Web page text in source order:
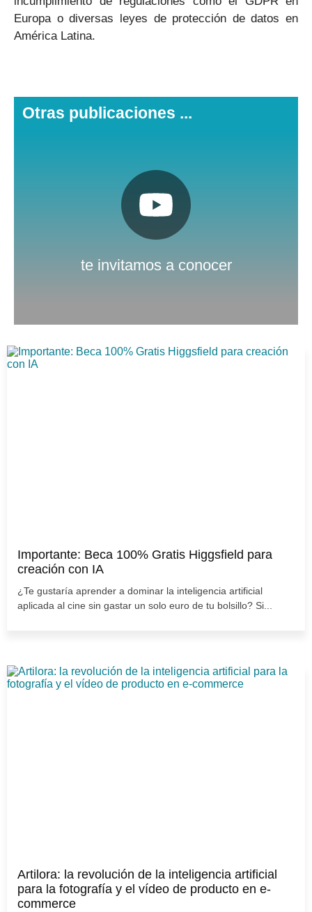
Europa o diversas leyes de protección de datos en
América Latina.
Otras publicaciones ...
te invitamos a conocer
Pulsa aquí
Importante: Beca 100% Gratis Higgsfield para
creación con IA
¿Te gustaría aprender a dominar la inteligencia artificial
aplicada al cine sin gastar un solo euro de tu bolsillo? Si...
Artilora: la revolución de la inteligencia artificial
para la fotografía y el vídeo de producto en e-
commerce